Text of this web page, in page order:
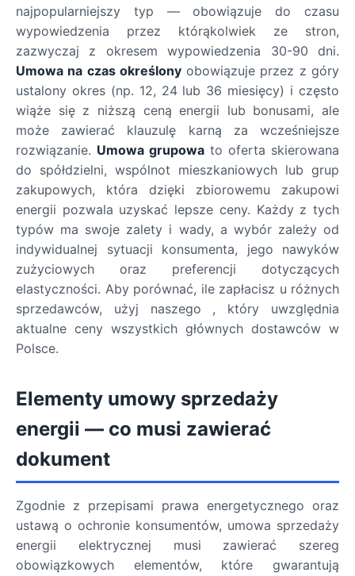
najpopularniejszy typ — obowiązuje do czasu
wypowiedzenia przez którąkolwiek ze stron,
zazwyczaj z okresem wypowiedzenia 30-90 dni.
Umowa na czas określonyobowiązuje przez z góry
ustalony okres (np. 12, 24 lub 36 miesięcy) i często
wiąże się z niższą ceną energii lub bonusami, ale
może zawierać klauzulę karną za wcześniejsze
rozwiązanie. Umowa grupowa to oferta skierowana
do spółdzielni, wspólnot mieszkaniowych lub grup
zakupowych, która dzięki zbiorowemu zakupowi
energii pozwala uzyskać lepsze ceny. Każdy z tych
typów ma swoje zalety i wady, a wybór zależy od
indywidualnej sytuacji konsumenta, jego nawyków
zużyciowych oraz preferencji dotyczących
elastyczności. Aby porównać, ile zapłacisz u różnych
sprzedawców, użyj naszego , który uwzględnia
aktualne ceny wszystkich głównych dostawców w
Polsce.
Elementy umowy sprzedaży
energii — co musi zawierać
dokument
Zgodnie z przepisami prawa energetycznego oraz
ustawą o ochronie konsumentów, umowa sprzedaży
energii elektrycznej musi zawierać szereg
obowiązkowych elementów, które gwarantują